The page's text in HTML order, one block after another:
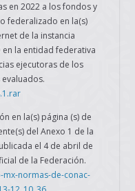
en 2022 a los fondos y
federalizado en la(s)
de la instancia
la entidad federativa
ejecutoras de los
en la(s) página (s) de
del Anexo 1 de la
el 4 de abril de
de la Federación.
mx-normas-de-conac-